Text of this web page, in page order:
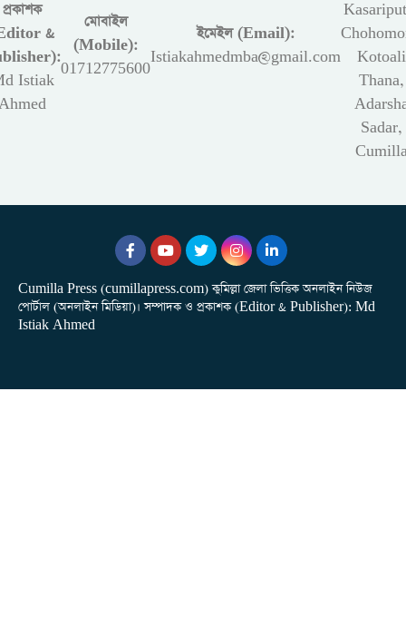
প্রকাশক
&
Istiak
মোবাইল
(Mobile):
01712775600
ইমেইল (Email):
Istiakahmedmba@gmail.com
Kotoali
Thana,
Sadar,
Cumilla Press (cumillapress.com) কুমিল্লা জেলা ভিত্তিক অনলাইন নিউজ
পোর্টাল (অনলাইন মিডিয়া)। সম্পাদক ও প্রকাশক (Editor & Publisher): Md
Istiak Ahmed